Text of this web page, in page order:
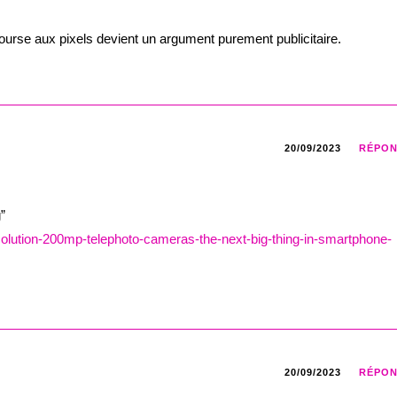
aux pixels devient un argument purement publicitaire.
20/09/2023
200mp-telephoto-cameras-the-next-big-thing-in-smartphone-
20/09/2023